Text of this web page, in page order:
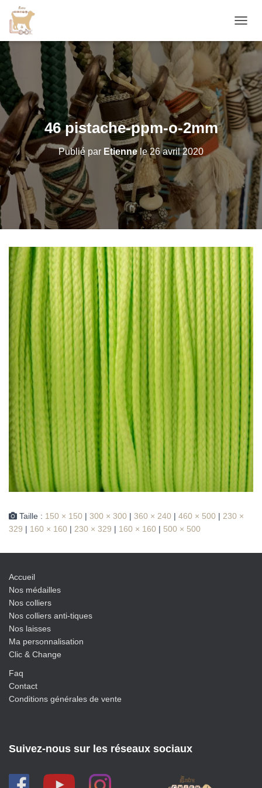
É
P
E
R
L
A
N
I
G
A
T
O
N
46 pistache-ppm-o-2mm
Publié par Etiennele26 avril 2020
Taille : 150 × 150 | 300 × 300 | 360 × 240 | 460 × 500 | 230 ×
329 | 160 × 160 | 230 × 329 | 160 × 160 | 500 × 500
Accueil
Nos médailles
Nos colliers
Nos colliers anti-tiques
Nos laisses
Ma personnalisation
Clic & Change
Faq
Contact
Conditions générales de vente
Suivez-nous sur les réseaux sociaux